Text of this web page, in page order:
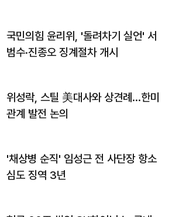
국민의힘 윤리위, '돌려차기 실언' 서
범수·진종오 징계절차 개시
위성락, 스틸 美대사와 상견례…한미
관계 발전 논의
'채상병 순직' 임성근 전 사단장 항소
심도 징역 3년